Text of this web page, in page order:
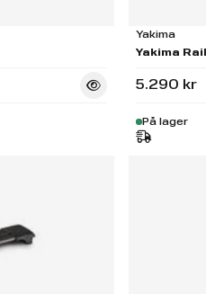
Yakima
Yakima
5.290 kr
På lager